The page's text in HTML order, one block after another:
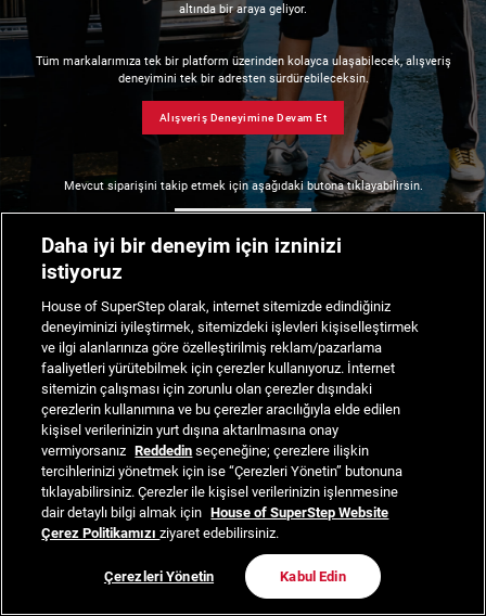
altında bir araya geliyor.
Tüm markalarımıza tek bir platform üzerinden kolayca ulaşabilecek, alışveriş
deneyimini tek bir adresten sürdürebileceksin.
Alışveriş Deneyimine Devam Et
Mevcut siparişini takip etmek için aşağıdaki butona tıklayabilirsin.
Daha iyi bir deneyim için izninizi
istiyoruz
House of SuperStep olarak, internet sitemizde edindiğiniz
deneyiminizi iyileştirmek, sitemizdeki işlevleri kişiselleştirmek
ve ilgi alanlarınıza göre özelleştirilmiş reklam/pazarlama
faaliyetleri yürütebilmek için çerezler kullanıyoruz. İnternet
sitemizin çalışması için zorunlu olan çerezler dışındaki
çerezlerin kullanımına ve bu çerezler aracılığıyla elde edilen
kişisel verilerinizin yurt dışına aktarılmasına onay
vermiyorsanız Reddedin seçeneğine; çerezlere ilişkin
tercihlerinizi yönetmek için ise “Çerezleri Yönetin” butonuna
tıklayabilirsiniz. Çerezler ile kişisel verilerinizin işlenmesine
dair detaylı bilgi almak için House of SuperStep Website
Çerez Politikamızıziyaret edebilirsiniz.
Çerezleri Yönetin Kabul Edin